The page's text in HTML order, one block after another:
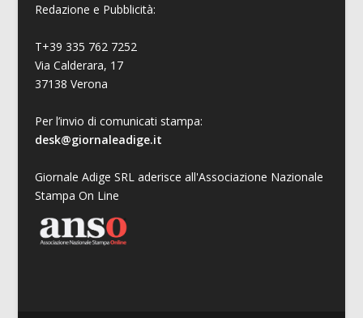
Redazione e Pubblicità:
T+39 335 762 7252
Via Calderara, 17
37138 Verona
Per l’invio di comunicati stampa:
desk@giornaleadige.it
Giornale Adige SRL aderisce all'Associazione Nazionale
Stampa On Line